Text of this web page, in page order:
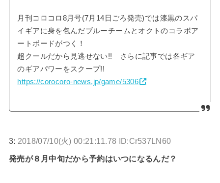
月刊コロコロ8月号(7月14日ごろ発売)では漆黒のスパ
イギアに身を包んだブルーチームとオクトのコラボア
ートボードがつく！
超クールだから見逃せない!! さらに記事では各ギア
のギアパワーをスクープ!!
https://corocoro-news.jp/game/5306
3: 2018/07/10(火) 00:21:11.78 ID:Cr537LN60
発売が８月中旬だから予約はいつになるんだ？